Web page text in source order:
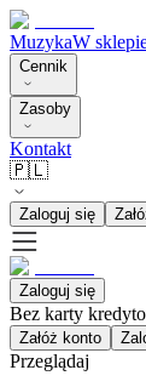
MuzykaW
Cennik
Zasoby
Kontakt
🇵🇱
Zaloguj się
Zaloguj się
Bez karty
Załóż konto
Przeglądaj